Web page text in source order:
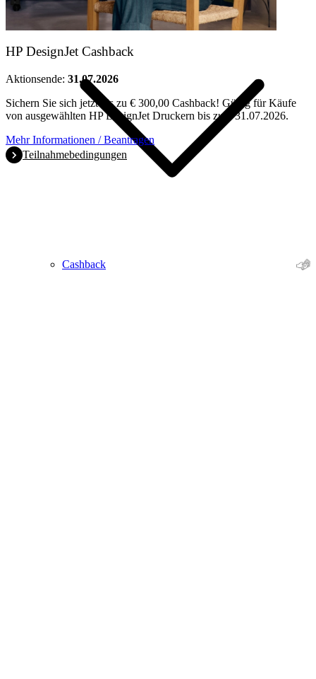
Cashback
HP DesignJet Cashback
Aktionsende: 31.07.2026
Sichern Sie sich jetzt bis zu € 300,00 Cashback! Gültig für Käufe
von ausgewählten HP DesignJet Druckern bis zum 31.07.2026.
Mehr Informationen / Beantragen
Teilnahmebedingungen